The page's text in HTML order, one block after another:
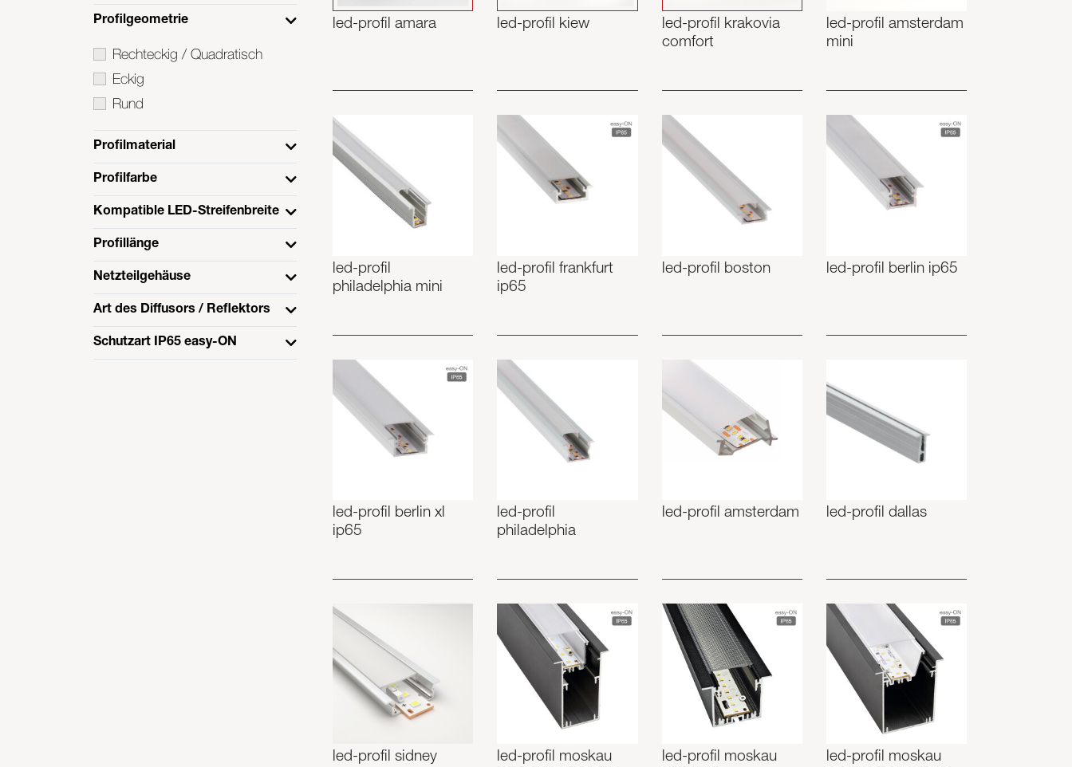
Profilgeometrie
Rechteckig / Quadratisch
Eckig
Rund
Profilmaterial
Profilfarbe
Kompatible LED-Streifenbreite
Profillänge
Netzteilgehäuse
Art des Diffusors / Reflektors
Schutzart IP65 easy-ON
led-profil amara led-profil kiew
led-profil krakovia
comfort
led-profil amsterdam
mini
led-profil
philadelphia mini
led-profil frankfurt
ip65
led-profil boston led-profil berlin ip65
led-profil berlin xl
ip65
led-profil
philadelphia
led-profil amsterdam led-profil dallas
led-profil sidney
led-profil moskau
led-profil moskau
led-profil moskau